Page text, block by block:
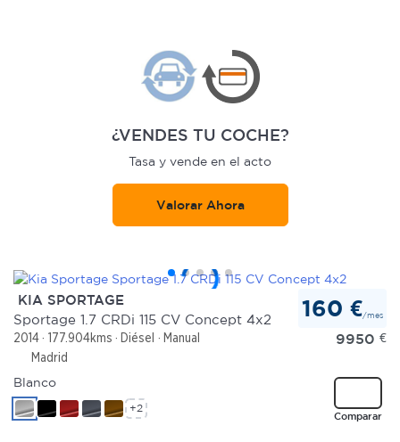
¿VENDES TU COCHE?
Tasa y vende en el acto
Valorar Ahora
KIA SPORTAGE
Sportage 1.7 CRDi 115 CV Concept 4x2
2014 177.904kms Diésel
Manual
Madrid
160 €/mes
9950 €
Comparar
Blanco
+2